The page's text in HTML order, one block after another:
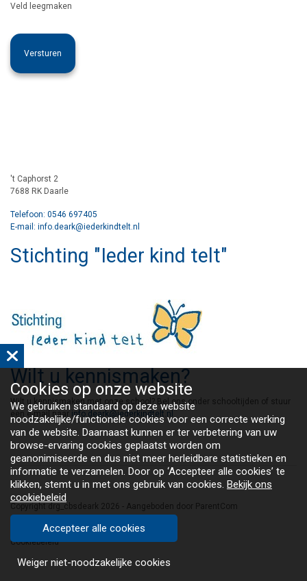
Veld leegmaken
't Caphorst 2
7688 RK Daarle
Telefoon: 0546 697405
E-mail: info.deark@iederkindtelt.nl
Stichting "Ieder kind telt"
Wilt u kennismaken?
Wilt u kennismaken met onze school? Bel ons onder schooltijden of stuur
een e-mail naar info.deark@iederkindtelt.nl
Copyright drg_cbsdeark 2026 - Aangeboden door ParentCom
Disclaimer
Cookiebeleid
Cookies oponze website
We gebruiken standaard op deze website
noodzakelijke/functionele cookies voor een correcte werking
van de website. Daarnaast kunnen er ter verbetering van uw
browse-ervaring cookies geplaatst worden om
geanonimiseerde en dus niet meer herleidbare statistieken en
informatie te verzamelen. Door op ‘Accepteer alle cookies’ te
klikken, stemt u in met ons gebruik van cookies. Bekijk ons
cookiebeleid
Accepteer alle cookies
Weiger niet-noodzakelijke cookies